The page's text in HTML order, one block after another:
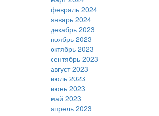
февраль 2024
январь 2024
декабрь 2023
ноябрь 2023
октябрь 2023
сентябрь 2023
август 2023
июль 2023
июнь 2023
май 2023
апрель 2023